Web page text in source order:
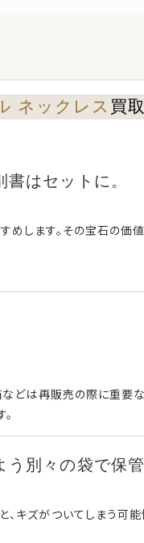
ネックレス 買
はセットに。
めします。その宝石の価
などは再販売の際に重要
う別々の袋で保
、キズがついてしまう可